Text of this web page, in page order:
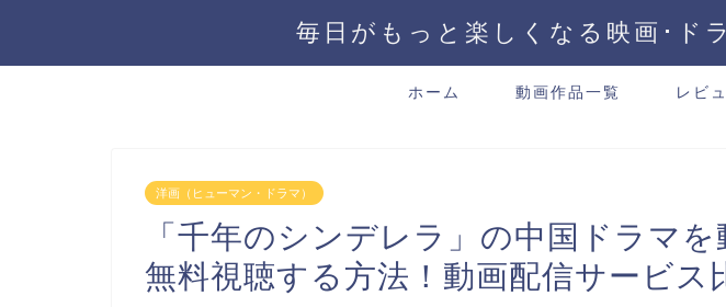
毎日がもっと楽しくなる映画･ド
ホーム 動画作品一覧 レビ
洋画（ヒューマン・ドラマ）
「千年のシンデレラ」の中国ドラマ
無料視聴する方法！動画配信サービス